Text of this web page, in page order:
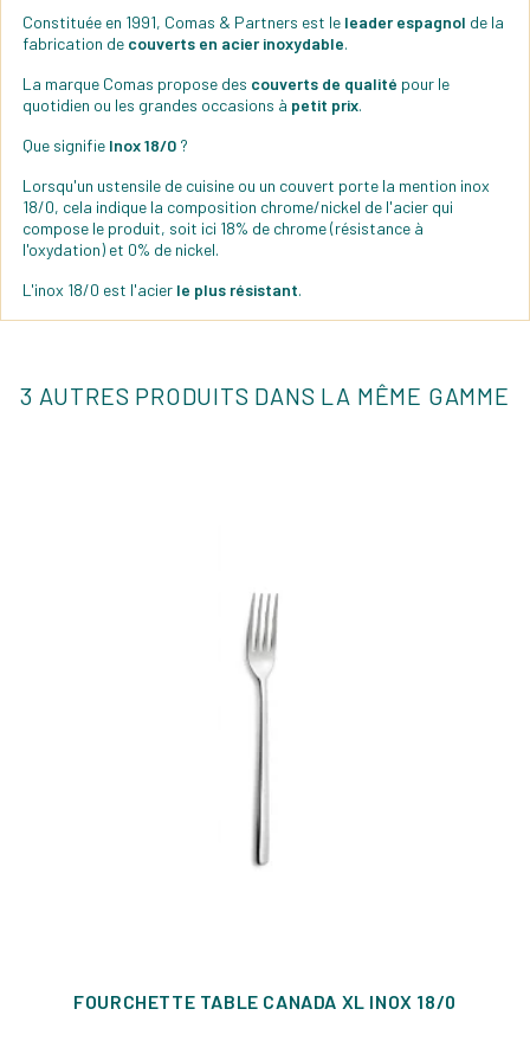
Constituée en 1991, Comas & Partners est le leader espagnol de la
fabrication de couverts en acier inoxydable.
La marque Comas propose des couverts de qualité pour le
quotidien ou les grandes occasions à petit prix.
Que signifie Inox 18/0 ?
Lorsqu'un ustensile de cuisine ou un couvert porte la mention inox
18/0, cela indique la composition chrome/nickel de l'acier qui
compose le produit, soit ici 18% de chrome (résistance à
l'oxydation) et 0% de nickel.
L'inox 18/0 est l'acier le plus résistant.
3 AUTRES PRODUITS DANS LA MÊME GAMME
FOURCHETTE TABLE CANADA XL INOX 18/0